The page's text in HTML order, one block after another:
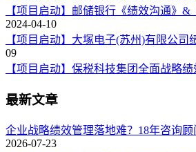
【项目启动】邮储银行《绩效沟通》
2024-04-10
【项目启动】大塚电子(苏州)有限公司
09
【项目启动】保税科技集团全面战略
最新文章
企业战略绩效管理落地难？18年咨询
2026-07-23